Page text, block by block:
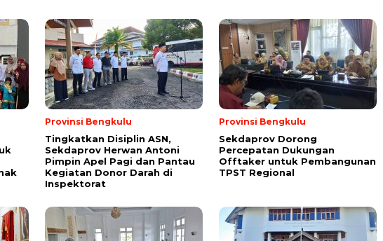
Provinsi Bengkulu
Tingkatkan Disiplin ASN,
Sekdaprov Herwan Antoni
Pimpin Apel Pagi dan Pantau
Kegiatan Donor Darah di
Inspektorat
Provinsi Bengkulu
Sekdaprov Dorong
Percepatan Dukungan
Offtaker untuk Pembangunan
TPST Regional